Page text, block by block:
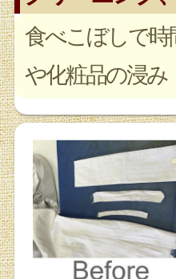
食べこぼしで時
や化粧品の浸み